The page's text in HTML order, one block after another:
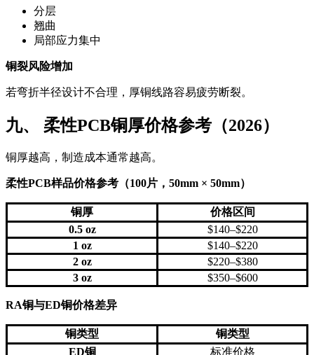
分层
翘曲
局部应力集中
铜裂风险增加
若弯折半径设计不合理，厚铜线路容易疲劳断裂。
九、 柔性PCB铜厚价格参考（2026）
铜厚越高，制造成本通常越高。
柔性PCB样品价格参考（100片，50mm × 50mm）
铜厚
价格区间
0.5 oz
$140–$220
1 oz
$140–$220
2 oz
$220–$380
3 oz
$350–$600
RA铜与ED铜价格差异
铜类型
铜类型
ED铜
标准价格